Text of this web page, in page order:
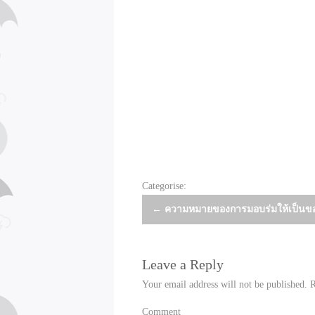
Categorise:
Post
← ความหมายของการมอบร่มให้เป็น
Leave a Reply
Your email address will not be published.
Comment